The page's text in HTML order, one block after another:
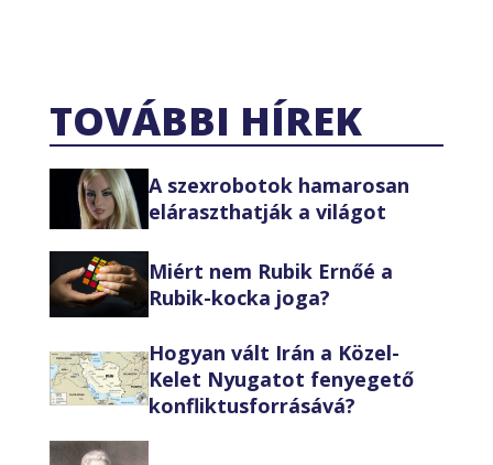
TOVÁBBI HÍREK
A szexrobotok hamarosan
eláraszthatják a világot
Miért nem Rubik Ernőé a
Rubik-kocka joga?
Hogyan vált Irán a Közel-
Kelet Nyugatot fenyegető
konfliktusforrásává?